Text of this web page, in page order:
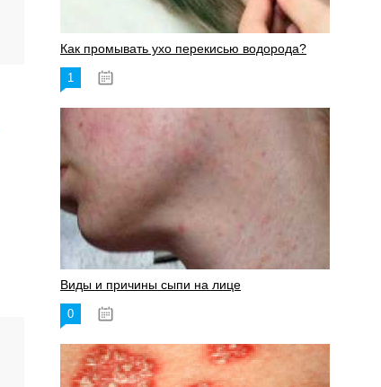
Как промывать ухо перекисью водорода?
1
Виды и причины сыпи на лице
0